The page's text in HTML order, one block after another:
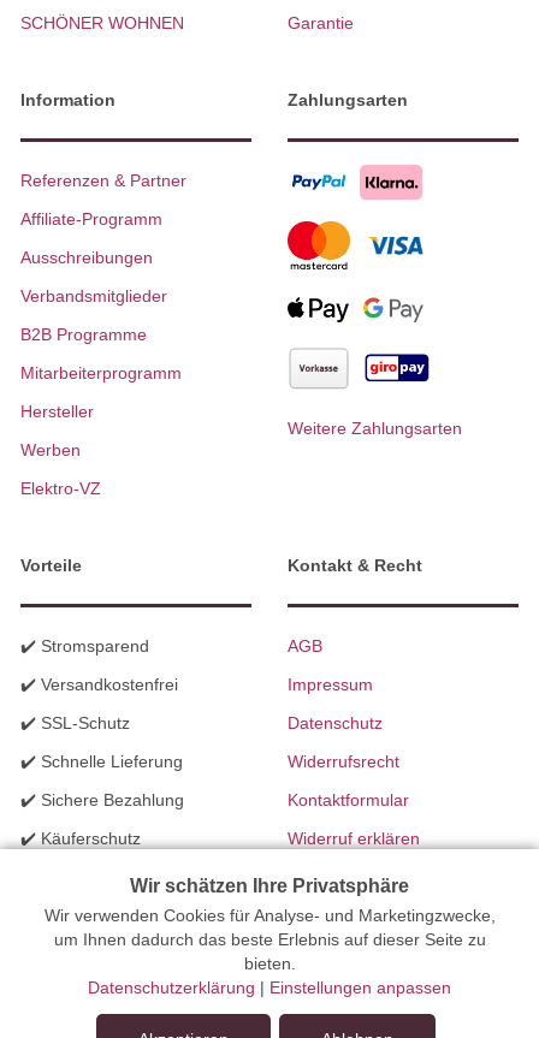
SCHÖNER WOHNEN
Garantie
Information
Referenzen & Partner
Affiliate-Programm
Ausschreibungen
Verbandsmitglieder
B2B Programme
Mitarbeiterprogramm
Hersteller
Werben
Elektro-VZ
Zahlungsarten
Weitere Zahlungsarten
Vorteile
✔️ Stromsparend
✔️ Versandkostenfrei
✔️ SSL-Schutz
✔️ Schnelle Lieferung
✔️ Sichere Bezahlung
✔️ Käuferschutz
✔️ B2B Programm
✔️ Schneller Support
Kontakt & Recht
AGB
Impressum
Datenschutz
Widerrufsrecht
Kontaktformular
Widerruf erklären
Batteriegesetzhinweise
Richtlinien für Werbung
Ihr Onlinefachhandel für Beleuchtung seit 2012 | Erstellt mit
Wir schätzen Ihre Privatsphäre
Wir verwenden Cookies für Analyse- und Marketingzwecke,
um Ihnen dadurch das beste Erlebnis auf dieser Seite zu
bieten.
Datenschutzerklärung | Einstellungen anpassen